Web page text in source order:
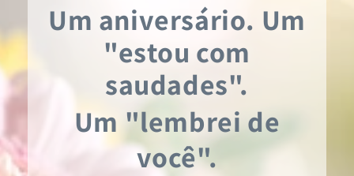
Um aniversário. Um
"estou com
saudades".
Um "lembrei de
você".